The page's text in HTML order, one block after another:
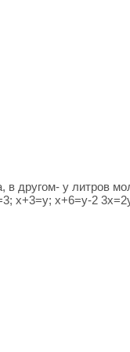
другом- у литров
х+3=у; х+6=у-2